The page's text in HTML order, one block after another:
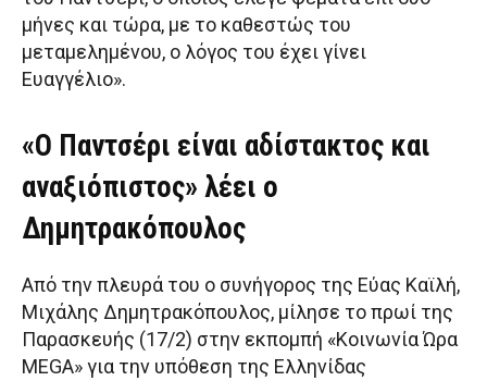
μήνες και τώρα, με το καθεστώς του
μεταμελημένου, ο λόγος του έχει γίνει
Ευαγγέλιο».
«Ο Παντσέρι είναι αδίστακτος και
αναξιόπιστος» λέει ο
Δημητρακόπουλος
Από την πλευρά του ο συνήγορος της Εύας Καϊλή,
Μιχάλης Δημητρακόπουλος, μίλησε το πρωί της
Παρασκευής (17/2) στην εκπομπή «Κοινωνία Ώρα
MEGA» για την υπόθεση της Ελληνίδας